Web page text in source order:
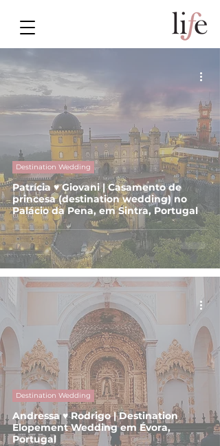
Patrícia ♥ Giovani | Casamento de
princesa (destination wedding) no
Palácio da Pena, em Sintra, Portugal
Destination Wedding
Andressa ♥ Rodrigo | Destination
Elopement Wedding em Évora,
Portugal
Destination Wedding